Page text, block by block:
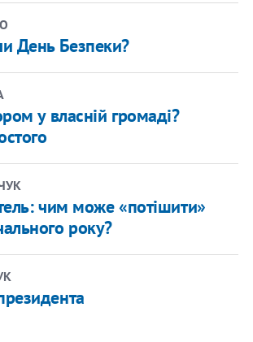
День Безпеки?
у власній громаді?
чим може «потішити»
року?